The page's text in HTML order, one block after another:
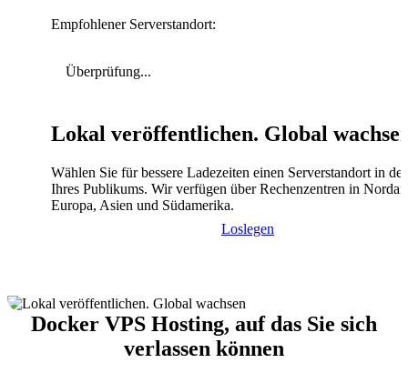
Empfohlener Serverstandort:
Überprüfung...
Lokal veröffentlichen. Global
Wählen Sie für bessere Ladezeiten einen Serverstandort in
Ihres Publikums. Wir verfügen über Rechenzentren in
Europa, Asien und Südamerika.
Loslegen
Docker VPS Hosting, auf das Sie sich
verlassen können